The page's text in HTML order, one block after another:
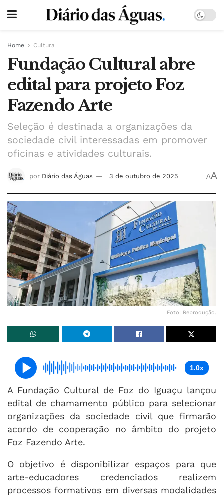
Home Cultura
Fundação Cultural abre
edital para projeto Foz
Fazendo Arte
Seleção é destinada a organizações da
sociedade civil interessadas em promover
oficinas e atividades culturais.
por Diário das Águas 3 de outubro de 2025 AA
Foto: Reprodução.
1.0x
A Fundação Cultural de Foz do Iguaçu lançou
edital de chamamento público para selecionar
organizações da sociedade civil que firmarão
acordo de cooperação no âmbito do projeto
Foz Fazendo Arte.
O objetivo é disponibilizar espaços para que
arte-educadores credenciados realizem
processos formativos em diversas modalidades